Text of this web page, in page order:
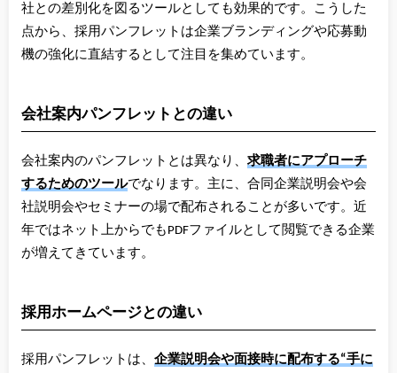
社との差別化を図るツールとしても効果的です。こうした
点から、採用パンフレットは企業ブランディングや応募動
機の強化に直結するとして注目を集めています。
会社案内パンフレットとの違い
会社案内のパンフレットとは異なり、 求職者にアプローチ
するためのツールでなります。主に、合同企業説明会や会
社説明会やセミナーの場で配布されることが多いです。近
年ではネット上からでもPDFファイルとして閲覧できる企業
が増えてきています。
採用ホームページとの違い
採用パンフレットは、 企業説明会や面接時に配布する“手に